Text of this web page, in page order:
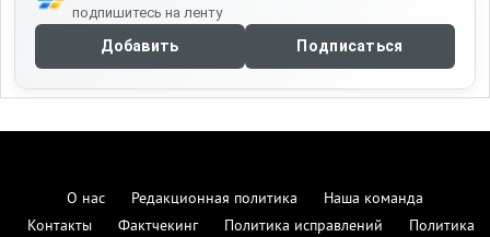
подпишитесь на ленту
Добавить Подписаться
О нас Редакционная политика
Наша команда
Контакты
Фактчекинг Политика исправлений
Политика